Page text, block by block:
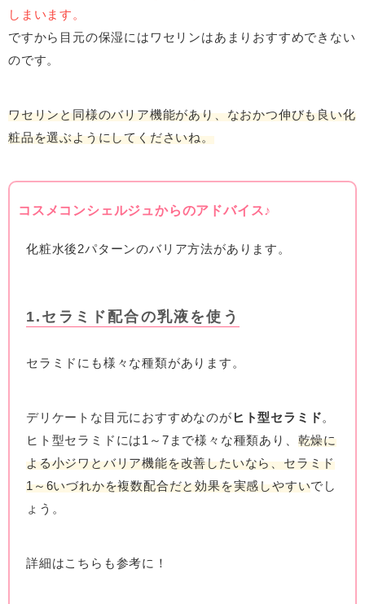
しまいます。
ですから目元の保湿にはワセリンはあまりおすすめできない
のです。
ワセリンと同様のバリア機能があり、なおかつ伸びも良い化
粧品を選ぶようにしてくださいね。
コスメコンシェルジュからのアドバイス♪
化粧水後2パターンのバリア方法があります。
1.セラミド配合の乳液を使う
セラミドにも様々な種類があります。
デリケートな目元におすすめなのが ヒト型セラミド。
ヒト型セラミドには1～7まで様々な種類あり、 乾燥に
よる小ジワとバリア機能を改善したいなら、セラミド
1～6いづれかを複数配合だと効果を実感しやすいでし
ょう。
詳細はこちらも参考に！